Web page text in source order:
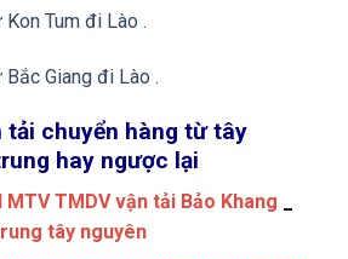
Tum đi Lào .
Giang đi Lào .
tải chuyển hàng từ tây
hay ngược lại
TMDV vận tải Bảo Khang
tây nguyên